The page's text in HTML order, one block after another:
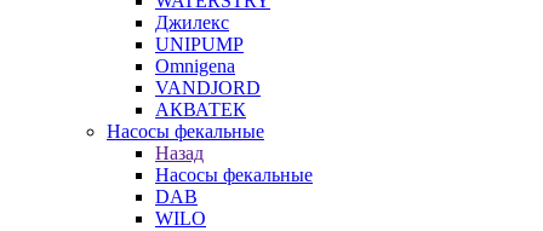
Джилекс
UNIPUMP
Omnigena
VANDJORD
АКВАТЕК
Насосы фекальные
Назад
Насосы фекальные
DAB
WILO